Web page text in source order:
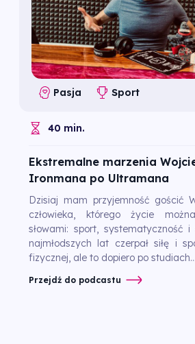
Pasja Sport
40 min.
Ekstremalne marzenia
Ironmana po Ultramana
Dzisiaj mam przyjemność gościć
człowieka, którego życie
słowami: sport, systematyczność i
najmłodszych lat czerpał siłę i
fizycznej, ale to dopiero po studiach...
Przejdź do podcastu